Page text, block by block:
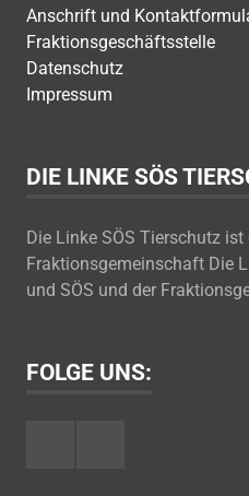
Anschrift und
Fraktionsgeschäftsstelle
Datenschutz
Impressum
DIE LINKE SÖS
Die Linke SÖS Tierschutz
Fraktionsgemeinschaft Die
und SÖS und der
FOLGE UNS: